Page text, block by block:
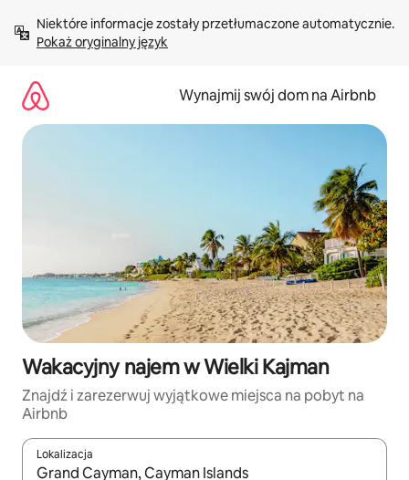
treści Pokaż oryginalny język
Wynajmij swój dom na Airbnb
Wakacyjny najem w Wielki Kajman
Znajdź i zarezerwuj wyjątkowe miejsca na pobyt na
Airbnb
Lokalizacja
Gdy wyniki będą dostępne, możesz poruszać się po nich za